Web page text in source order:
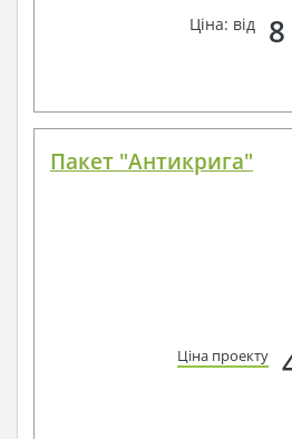
Ціна: від
Пакет "Антикрига"
Ціна проекту